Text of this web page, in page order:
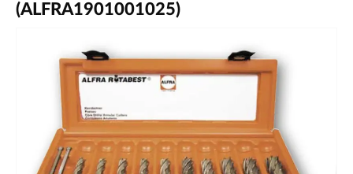
(ALFRA1901001025)